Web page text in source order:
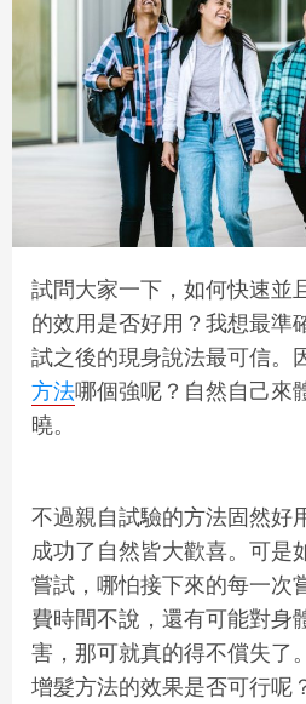
試問大家一下，如何快速並
的效用是否好用？我想最準
試之後的現身說法最可信。
方法哪個強呢？自然自己來
曉。
不過親自試驗的方法固然好
成功了自然皆大歡喜。可是
嘗試，哪怕接下來的每一次
費時間不說，還有可能對身
害，那可就真的得不償失了
增髮方法的效果是否可行呢